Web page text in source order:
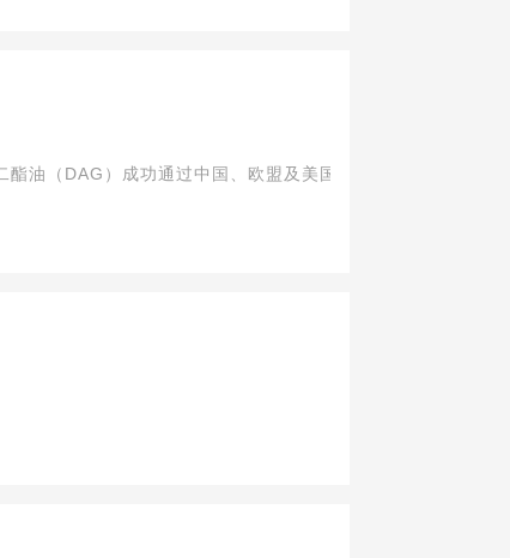
油（DAG）成功通过中国、欧盟及美国三大标准...